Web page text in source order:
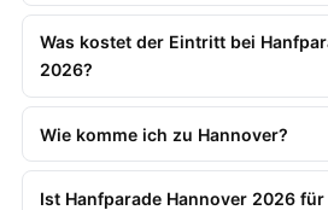
Was kostet der Eintritt bei
2026?
Wie komme ich zu Hannover?
Ist Hanfparade Hannover 2026